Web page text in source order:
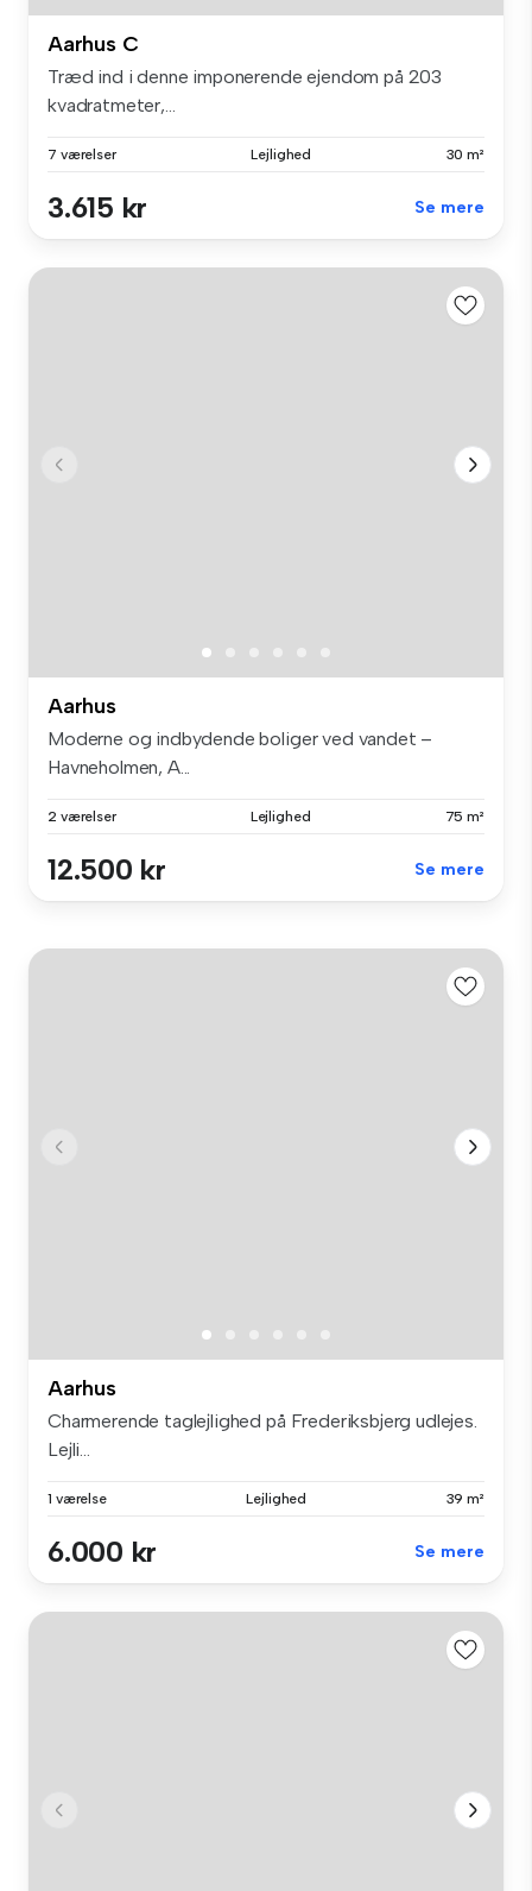
Aarhus C
Træd ind i denne imponerende ejendom på 203
kvadratmeter,...
7 værelser Lejlighed 30 m²
3.615 kr Se mere
Aarhus
Moderne og indbydende boliger ved vandet –
Havneholmen, A...
2 værelser Lejlighed 75 m²
12.500 kr Se mere
Aarhus
Charmerende taglejlighed på Frederiksbjerg udlejes.
Lejli...
1 værelse Lejlighed 39 m²
6.000 kr Se mere